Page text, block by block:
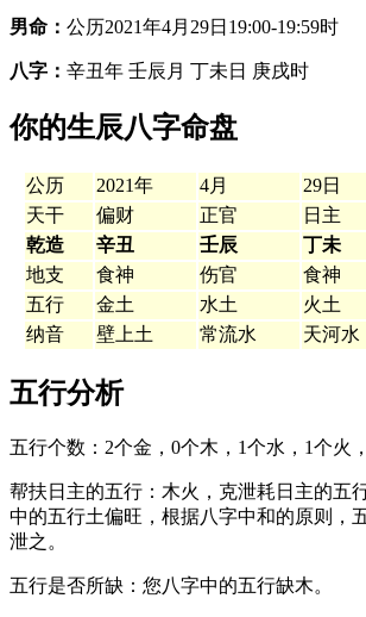
男命： 公历2021年4月29日19:00-19:59时
八字： 辛丑年 壬辰月 丁未日 庚戌时
你的生辰八字命盘
公历 2021年 4月 29日
天干
偏财 正官 日主
乾造
辛丑 壬辰 丁未
地支
食神 伤官 食神
五行
金土 水土 火土
纳音
壁上土 常流水 天河水
五行分析
五行个数：2个金，0个木，1个水，1个火
帮扶日主的五行：木火，克泄耗日主的五
中的五行土偏旺，根据八字中和的原则，
泄之。
五行是否所缺：您八字中的五行缺木。